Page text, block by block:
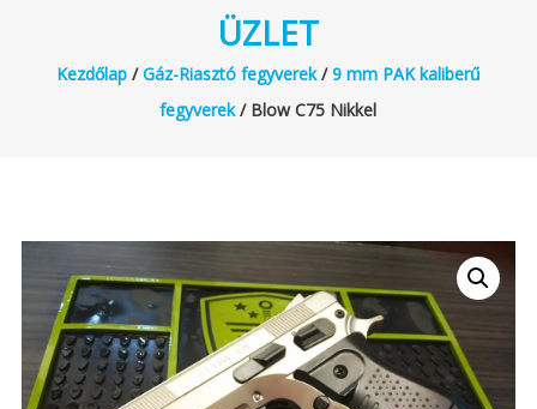
ÜZLET
Kezdőlap/Gáz-Riasztó fegyverek/9 mm PAK kaliberű
fegyverek/ Blow C75 Nikkel